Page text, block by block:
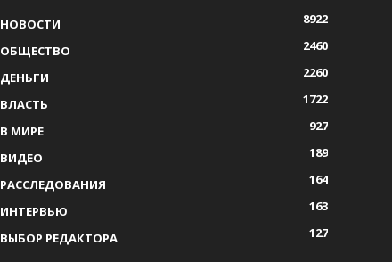
НОВОСТИ
8922
ОБЩЕСТВО
2460
ДЕНЬГИ
2260
ВЛАСТЬ
1722
В МИРЕ
927
ВИДЕО
189
РАССЛЕДОВАНИЯ
164
ИНТЕРВЬЮ
163
ВЫБОР РЕДАКТОРА
127